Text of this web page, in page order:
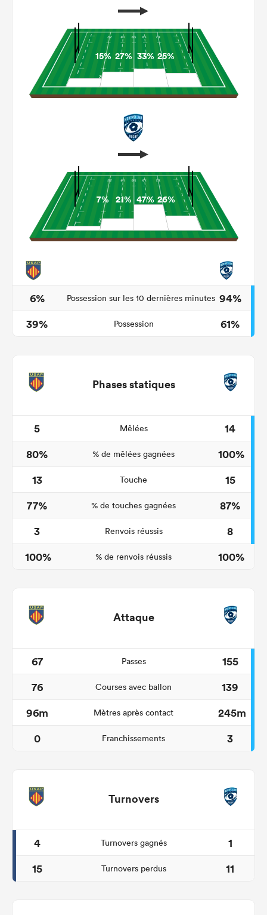
15% 27% 33% 25%
7% 21% 47% 26%
6% Possession sur les 10 dernières minutes 94%
39%
Possession 61%
Phases statiques
5 Mêlées
14
80%
% de mêlées gagnées
100%
13
Touche
15
77%
% de touches gagnées
87%
3
Renvois réussis
8
100%
% de renvois réussis 100%
Attaque
67 Passes
155
76
Courses avec ballon
139
96m
Mètres après contact
245m
0
Franchissements 3
Turnovers
4 Turnovers gagnés
1
15
Turnovers perdus 11